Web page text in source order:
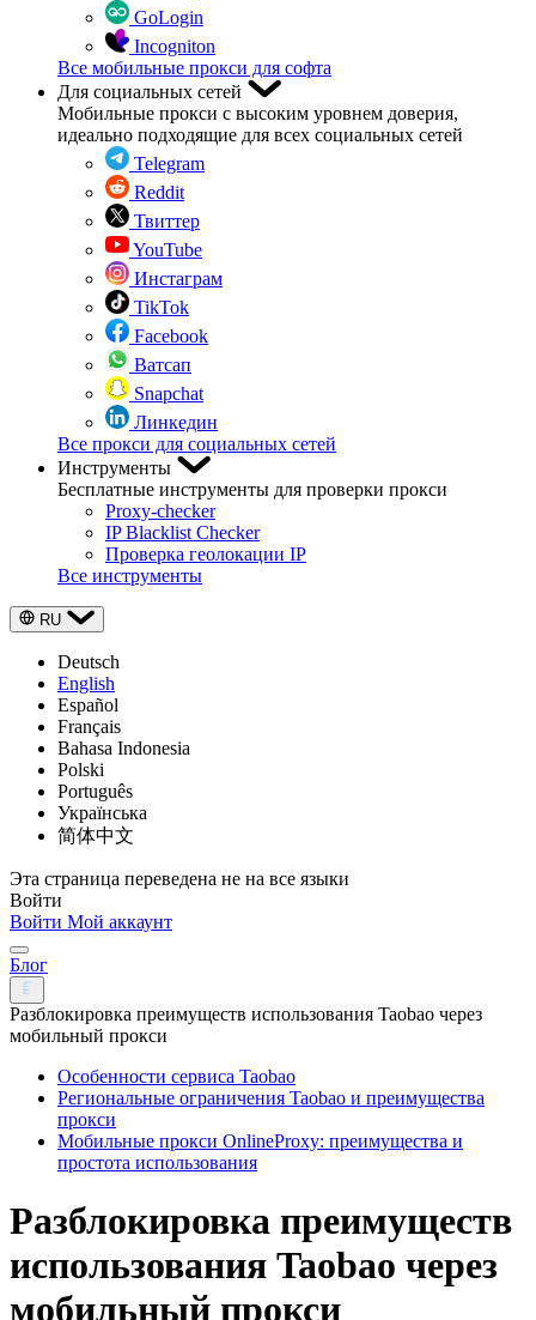
GoLogin
Incogniton
Все мобильные прокси для софта
Для социальных сетей
Мобильные прокси с высоким уровнем доверия,
идеально подходящие для всех социальных сетей
Telegram
Reddit
Твиттер
YouTube
Инстаграм
TikTok
Facebook
Ватсап
Snapchat
Линкедин
Все прокси для социальных сетей
Инструменты
Бесплатные инструменты для проверки прокси
Proxy-checker
IP Blacklist Checker
Проверка геолокации IP
Все инструменты
RU
Deutsch
English
Español
Français
Bahasa Indonesia
Polski
Português
Українська
简体中文
Эта страница переведена не на все языки
Войти
Войти Мой аккаунт
Блог
Разблокировка преимуществ использования Taobao через
мобильный прокси
Особенности сервиса Taobao
Региональные ограничения Taobao и преимущества
прокси
Мобильные прокси OnlineProxy: преимущества и
простота использования
Разблокировка преимуществ
использования Taobao через
мобильный прокси